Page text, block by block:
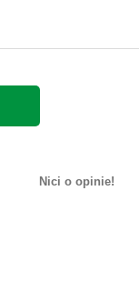
Nici o opinie!